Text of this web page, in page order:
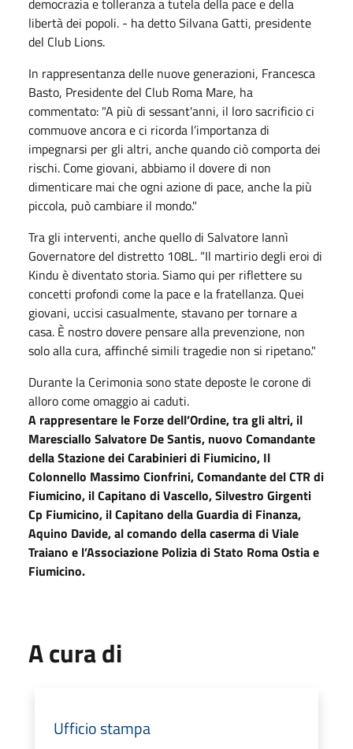
democrazia e tolleranza a tutela della pace e della
libertà dei popoli. - ha detto Silvana Gatti, presidente
del Club Lions.
In rappresentanza delle nuove generazioni, Francesca
Basto, Presidente del Club Roma Mare, ha
commentato: "A più di sessant'anni, il loro sacrificio ci
commuove ancora e ci ricorda l’importanza di
impegnarsi per gli altri, anche quando ciò comporta dei
rischi. Come giovani, abbiamo il dovere di non
dimenticare mai che ogni azione di pace, anche la più
piccola, può cambiare il mondo."
Tra gli interventi, anche quello di Salvatore Iannì
Governatore del distretto 108L. “Il martirio degli eroi di
Kindu è diventato storia. Siamo qui per riflettere su
concetti profondi come la pace e la fratellanza. Quei
giovani, uccisi casualmente, stavano per tornare a
casa. È nostro dovere pensare alla prevenzione, non
solo alla cura, affinché simili tragedie non si ripetano."
Durante la Cerimonia sono state deposte le corone di
alloro come omaggio ai caduti.
A rappresentare le Forze dell’Ordine, tra gli altri, il
Maresciallo Salvatore De Santis, nuovo Comandante
della Stazione dei Carabinieri di Fiumicino, Il
Colonnello Massimo Cionfrini, Comandante del CTR di
Fiumicino, il Capitano di Vascello, Silvestro Girgenti
Cp Fiumicino, il Capitano della Guardia di Finanza,
Aquino Davide, al comando della caserma di Viale
Traiano e l’Associazione Polizia di Stato Roma Ostia e
Fiumicino.
A cura di
Ufficio stampa